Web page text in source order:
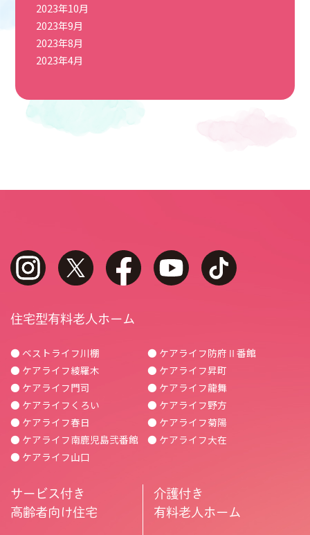
2023年10月
2023年9月
2023年8月
2023年4月
instagram twitter facebook youtube
住宅型有料老人ホーム
● ベストライフ川棚
● ケアライフ綾羅木
● ケアライフ門司
● ケアライフくろい
● ケアライフ春日
● ケアライフ南鹿児島弐番館
● ケアライフ山口
● ケアライフ防府Ⅱ番館
● ケアライフ昇町
● ケアライフ龍舞
● ケアライフ野方
● ケアライフ菊陽
● ケアライフ大在
サービス付き
高齢者向け住宅
介護付き
有料老人ホーム